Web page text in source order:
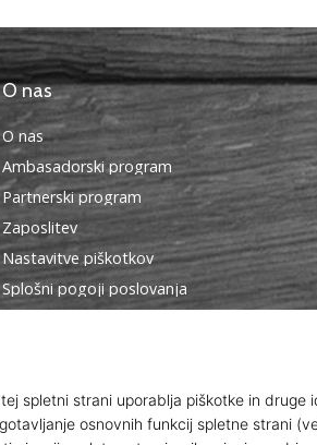
O nas
O nas
Ambasadorski program
Partnerski program
Zaposlitev
Nastavitve piškotkov
Splošni pogoji poslovanja